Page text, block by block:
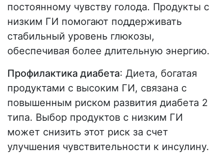
постоянному чувству голода. Продукты с
низким ГИ помогают поддерживать
стабильный уровень глюкозы,
обеспечивая более длительную энергию.
Профилактика диабета: Диета, богатая
продуктами с высоким ГИ, связана с
повышенным риском развития диабета 2
типа. Выбор продуктов с низким ГИ
может снизить этот риск за счет
улучшения чувствительности к инсулину.